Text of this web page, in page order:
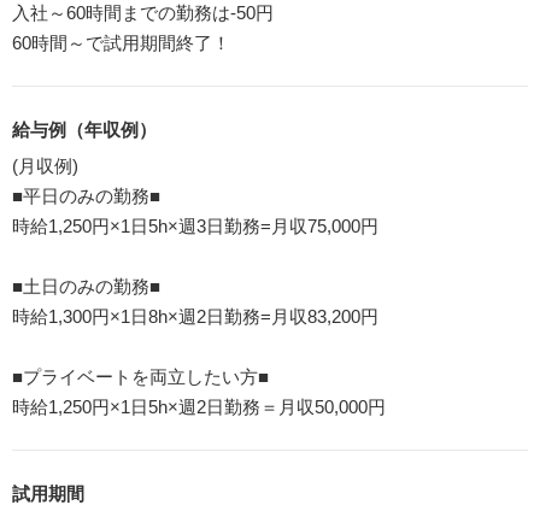
入社～60時間までの勤務は‐50円
60時間～で試用期間終了！
給与例（年収例）
(月収例)
■平日のみの勤務■
時給1,250円×1日5h×週3日勤務=月収75,000円
■土日のみの勤務■
時給1,300円×1日8h×週2日勤務=月収83,200円
■プライベートを両立したい方■
時給1,250円×1日5h×週2日勤務＝月収50,000円
試用期間